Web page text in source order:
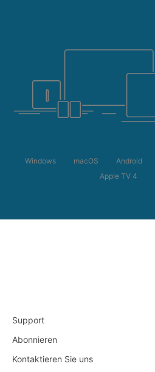
Windows macOS Android
Apple TV 4
Support
Abonnieren
Kontaktieren Sie uns